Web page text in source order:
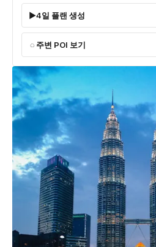
4일 플랜 생성
주변 POI 보기